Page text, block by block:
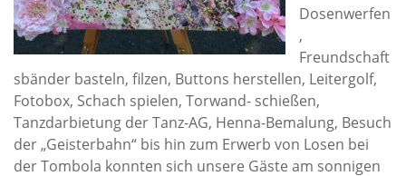
Dosenwerfen
,
Freundschaft
sbänder basteln, filzen, Buttons herstellen, Leitergolf,
Fotobox, Schach spielen, Torwand- schießen,
Tanzdarbietung der Tanz-AG, Henna-Bemalung, Besuch
der „Geisterbahn“ bis hin zum Erwerb von Losen bei
der Tombola konnten sich unsere Gäste am sonnigen